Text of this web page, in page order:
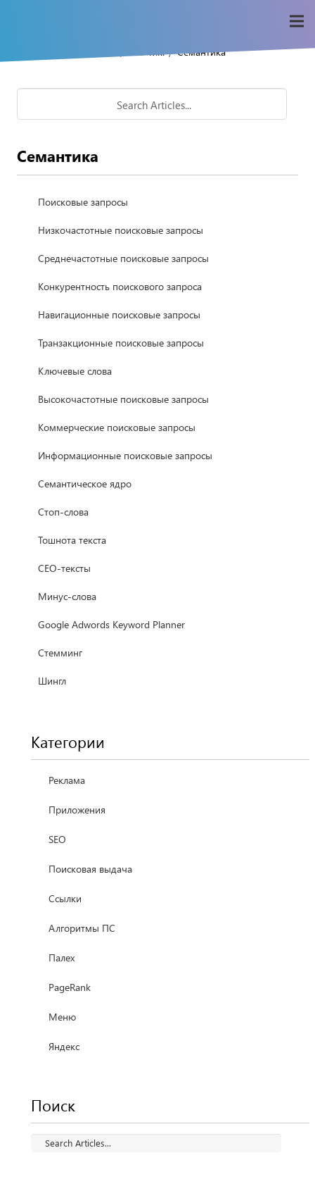
Seo-wiki / Семантика
Семантика
Поисковые запросы
Низкочастотные поисковые запросы
Среднечастотные поисковые запросы
Конкурентность поискового запроса
Навигационные поисковые запросы
Транзакционные поисковые запросы
Ключевые слова
Высокочастотные поисковые запросы
Коммерческие поисковые запросы
Информационные поисковые запросы
Семантическое ядро
Стоп-слова
Тошнота текста
СЕО-тексты
Минус-слова
Google Adwords Keyword Planner
Стемминг
Шингл
Категории
Реклама
Приложения
SEO
Поисковая выдача
Ссылки
Алгоритмы ПС
Палех
PageRank
Меню
Яндекс
Поиск